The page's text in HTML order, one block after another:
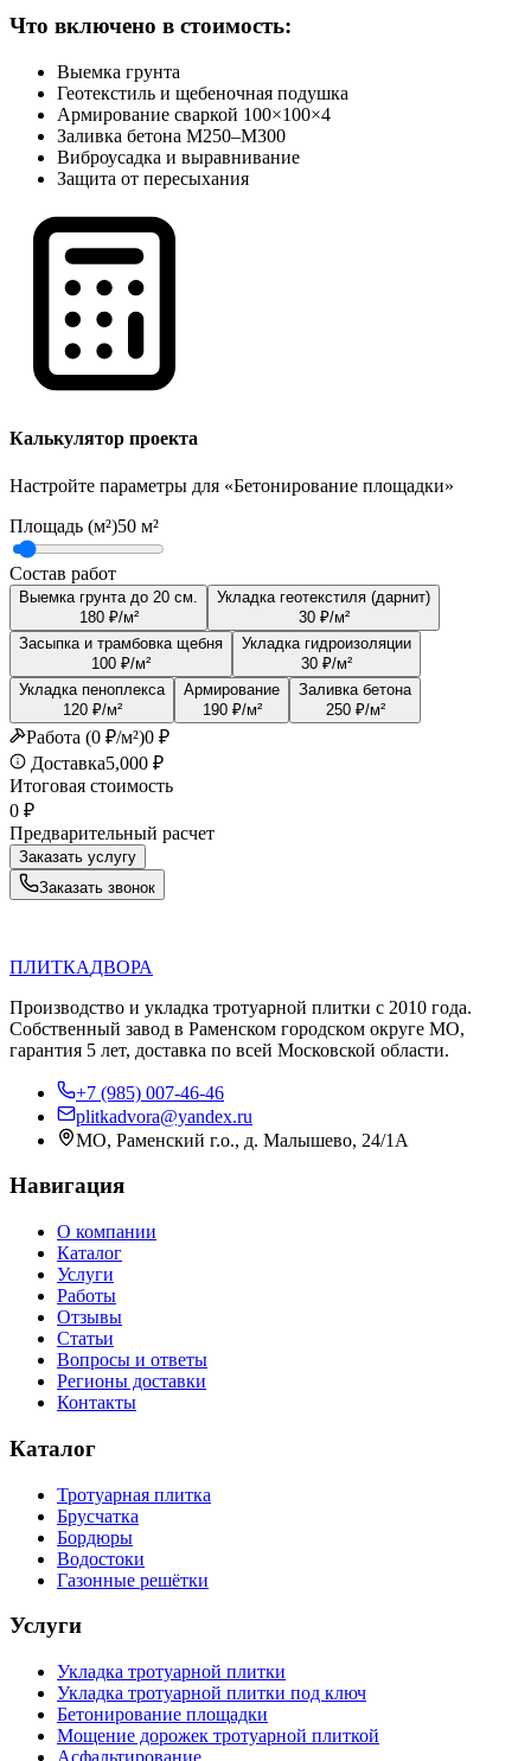
Что включено в стоимость:
Выемка грунта
Геотекстиль и щебеночная подушка
Армирование сваркой 100×100×4
Заливка бетона М250–М300
Виброусадка и выравнивание
Защита от пересыхания
Калькулятор проекта
Настройте параметры для «Бетонирование площадки»
Площадь (м²)50 м²
Состав работ
Выемка грунта до 20 см.
180₽/м²
Укладка геотекстиля (дарнит)
30₽/м²
Засыпка и трамбовка щебня
100 ₽/м²
Укладка гидроизоляции
30 ₽/м²
Укладка пеноплекса
120₽/м²
Армирование
190₽/м²
Заливка бетона
250₽/м²
Работа (0 ₽/м²)0 ₽
Доставка5,000 ₽
Итоговая стоимость
0 ₽
Предварительный расчет
Заказать услугу
Заказать звонок
ПЛИТКАДВОРА
Производство и укладка тротуарной плитки с 2010 года.
Собственный завод в Раменском городском округе МО,
гарантия 5 лет, доставка по всей Московской области.
+7 (985) 007-46-46
plitkadvora@yandex.ru
МО, Раменский г.о., д. Малышево, 24/1А
Навигация
О компании
Каталог
Услуги
Работы
Отзывы
Статьи
Вопросы и ответы
Регионы доставки
Контакты
Каталог
Тротуарная плитка
Брусчатка
Бордюры
Водостоки
Газонные решётки
Услуги
Укладка тротуарной плитки
Укладка тротуарной плитки под ключ
Бетонирование площадки
Мощение дорожек тротуарной плиткой
Асфальтирование